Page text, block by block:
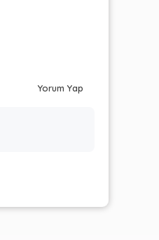
Yorum Yap